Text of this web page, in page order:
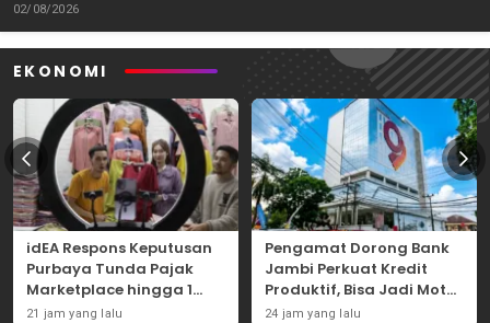
Tantangannya
02/08/2026
EKONOMI
idEA Respons Keputusan
Purbaya Tunda Pajak
Marketplace hingga 1
November 2026
21 jam yang lalu
Pengamat Dorong Bank
Jambi Perkuat Kredit
Produktif, Bisa Jadi Motor
Ekonomi Daerah
24 jam yang lalu